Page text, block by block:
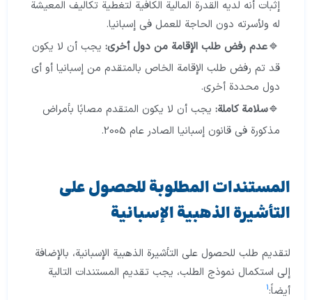
إثبات أنه لديه القدرة المالية الكافية لتغطية تكاليف المعيشة
له ولأسرته دون الحاجة للعمل في إسبانيا.
عدم رفض طلب الإقامة من دول أخرى: يجب أن لا يكون
قد تم رفض طلب الإقامة الخاص بالمتقدم من إسبانيا أو أي
دول محددة أخرى.
سلامة كاملة: يجب أن لا يكون المتقدم مصابًا بأمراض
مذكورة في قانون إسبانيا الصادر عام 2005.
المستندات المطلوبة للحصول على
التأشيرة الذهبية الإسبانية
لتقديم طلب للحصول على التأشيرة الذهبية الإسبانية، بالإضافة
إلى استكمال نموذج الطلب، يجب تقديم المستندات التالية
أيضاً:1